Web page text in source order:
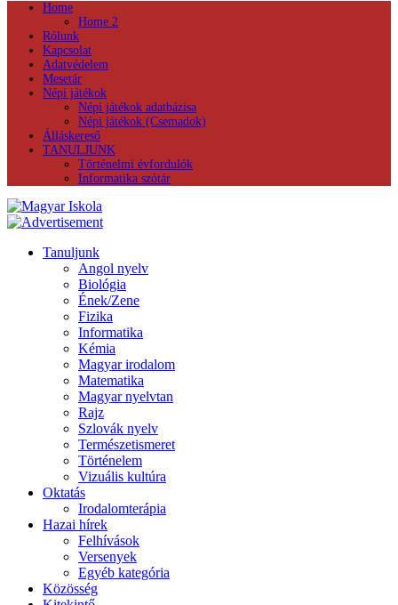
Home
Home 2
Rólunk
Kapcsolat
Adatvédelem
Mesetár
Népi játékok
Népi játékok adatbázisa
Népi játékok (Csemadok)
Álláskereső
TANULJUNK
Történelmi évfordulók
Informatika szótár
Tanuljunk
Angol nyelv
Biológia
Ének/Zene
Fizika
Informatika
Kémia
Magyar irodalom
Matematika
Magyar nyelvtan
Rajz
Szlovák nyelv
Természetismeret
Történelem
Vizuális kultúra
Oktatás
Irodalomterápia
Hazai hírek
Felhívások
Versenyek
Egyéb kategória
Közösség